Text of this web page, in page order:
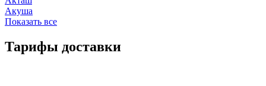
Акуша
Показать все
Тарифы доставки